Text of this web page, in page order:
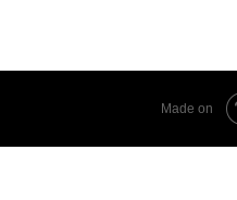
Made on